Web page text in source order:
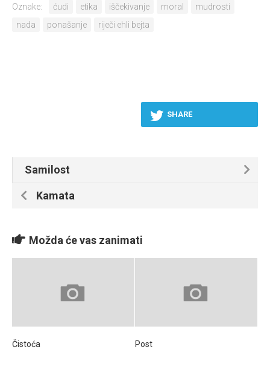
Oznake: ćudi etika iščekivanje moral
mudrosti
nada
ponašanje riječi ehli bejta
SHARE
Samilost
Kamata
Možda će vas zanimati
Čistoća Post